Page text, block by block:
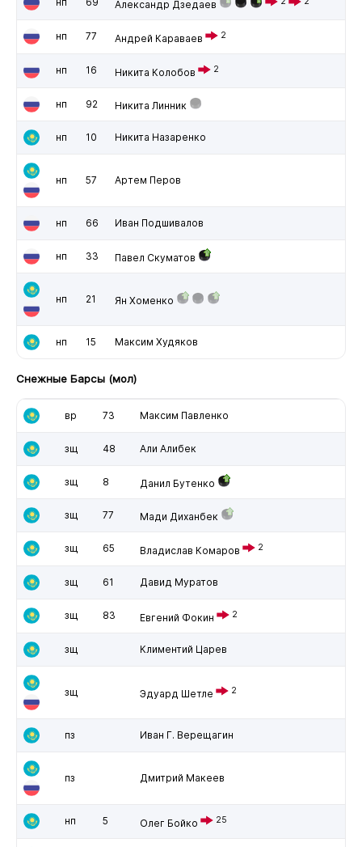
Александр Дзедаев
нп 77 Андрей Караваев 2
нп 16 Никита Колобов 2
нп 92 Никита Линник
нп 10 Никита Назаренко
нп 57 Артем Перов
нп 66 Иван Подшивалов
нп 33 Павел Скуматов
нп 21 Ян Хоменко
нп 15 Максим Худяков
Снежные Барсы (мол)
вр 73 Максим Павленко
зщ 48 Али Алибек
зщ 8 Данил Бутенко
зщ 77 Мади Диханбек
зщ 65 Владислав Комаров 2
зщ 61 Давид Муратов
зщ 83 Евгений Фокин 2
зщ Климентий Царев
зщ Эдуард Шетле 2
пз Иван Г. Верещагин
пз Дмитрий Макеев
нп 5 Олег Бойко 25